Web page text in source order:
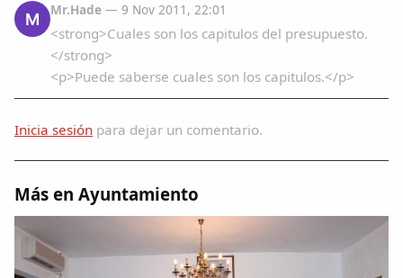
M Mr.Hade — 9 Nov 2011, 22:01
<strong>Cuales son los capitulos del presupuesto.
</strong>
<p>Puede saberse cuales son los capitulos.</p>
Inicia sesión para dejar un comentario.
Más en Ayuntamiento